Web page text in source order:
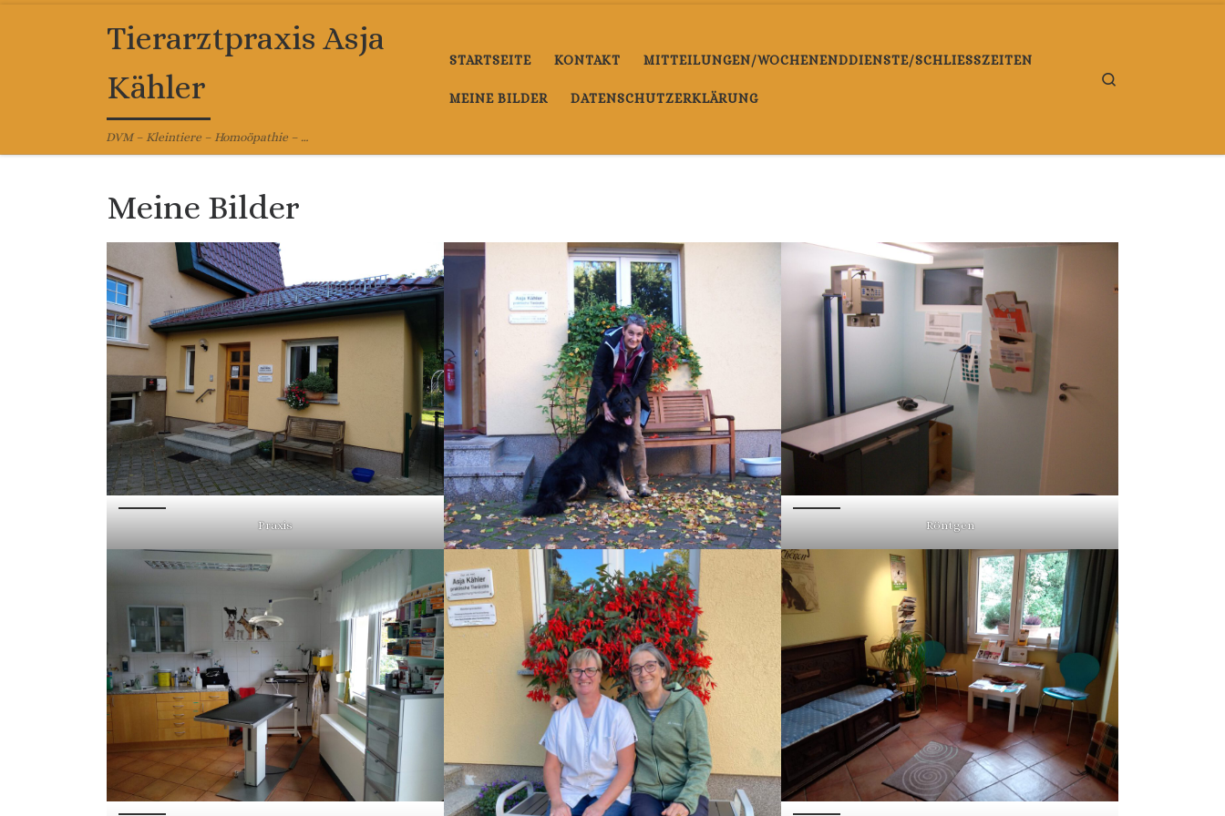
Zum Inhalt springenTierarztpraxis Asja
Kähler
DVM – Kleintiere – Homoöpathie – …
STARTSEITE KONTAKT MITTEILUNGEN/WOCHENENDDIENSTE/SCHLIESSZEITEN
MEINE BILDER DATENSCHUTZERKLÄRUNG
Meine Bilder
Praxis Röntgen